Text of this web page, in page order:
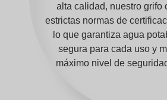
alta calidad, nuestro grifo
estrictas normas de
lo que garantiza agua
segura para cada uso y
máximo nivel de